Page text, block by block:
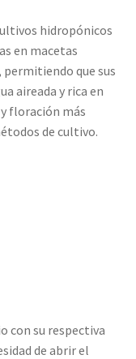
hidropónicos
en macetas
que sus
aireada y rica en
floración más
de cultivo.
con su respectiva
de abrir el